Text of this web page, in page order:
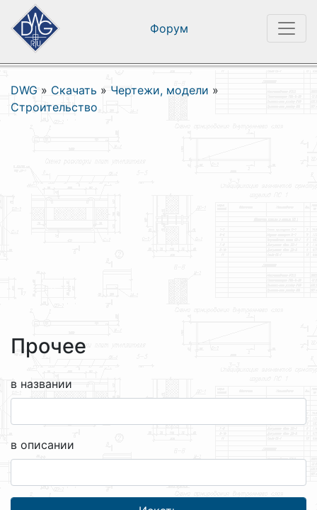
Форум
DWG » Скачать » Чертежи, модели »
Строительство
Прочее
в названии
в описании